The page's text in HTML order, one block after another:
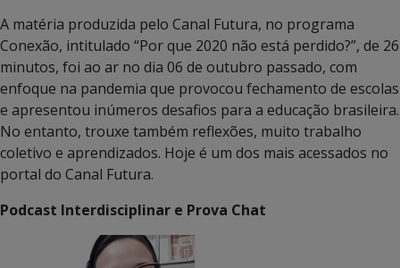
A matéria produzida pelo Canal Futura, no programa
Conexão, intitulado “Por que 2020 não está perdido?”, de 26
minutos, foi ao ar no dia 06 de outubro passado, com
enfoque na pandemia que provocou fechamento de escolas
e apresentou inúmeros desafios para a educação brasileira.
No entanto, trouxe também reflexões, muito trabalho
coletivo e aprendizados. Hoje é um dos mais acessados no
portal do Canal Futura.
Podcast Interdisciplinar e Prova Chat